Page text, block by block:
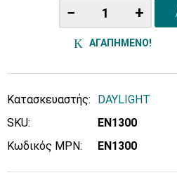
− +
ΑΓΑΠΗΜΕΝΟ!
Κατασκευαστής:
DAYLIGHT
SKU:
EN1300
Κωδικός MPN:
EN1300